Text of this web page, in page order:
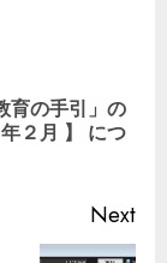
育の手引」の
２月 】 につ
Next